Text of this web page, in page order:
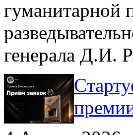
гуманитарной
генерала Д.И.